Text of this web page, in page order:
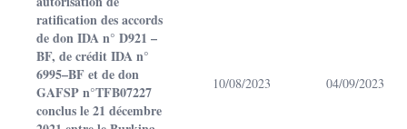
ratification des accords
de don IDA n° D921 –
BF, de crédit IDA n°
6995–BF et de don
GAFSP n°TFB07227
conclus le 21 décembre
10/08/2023 04/09/2023